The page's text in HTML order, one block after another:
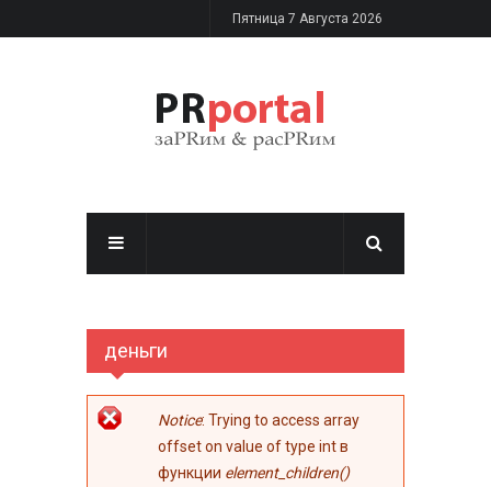
Перейти к основному содержаниюПятница 7 Августа 2026
деньги
Сообщение об
ошибке
Notice: Trying to access array
offset on value of type int в
функции element_children()